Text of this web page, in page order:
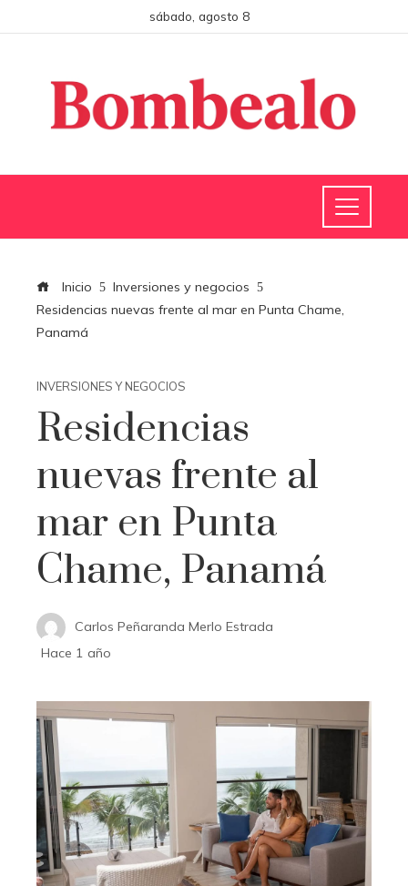
sábado, agosto 8
Inicio
Inversiones y negocios
Residencias nuevas frente al mar en Punta Chame,
Panamá
INVERSIONES Y NEGOCIOS
Residencias
nuevas frente al
mar en Punta
Chame, Panamá
Carlos Peñaranda Merlo Estrada
Hace 1 año